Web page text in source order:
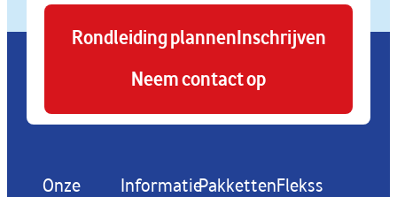
Rondleiding plannenInschrijven
Neem contact op
Onze
InformatiePakkettenFlekss